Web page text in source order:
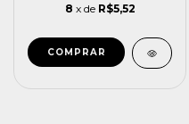
8 x de R$5,52